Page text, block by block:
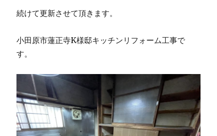
続けて更新させて頂きます。
小田原市蓮正寺K様邸キッチンリフォーム工事で
す。